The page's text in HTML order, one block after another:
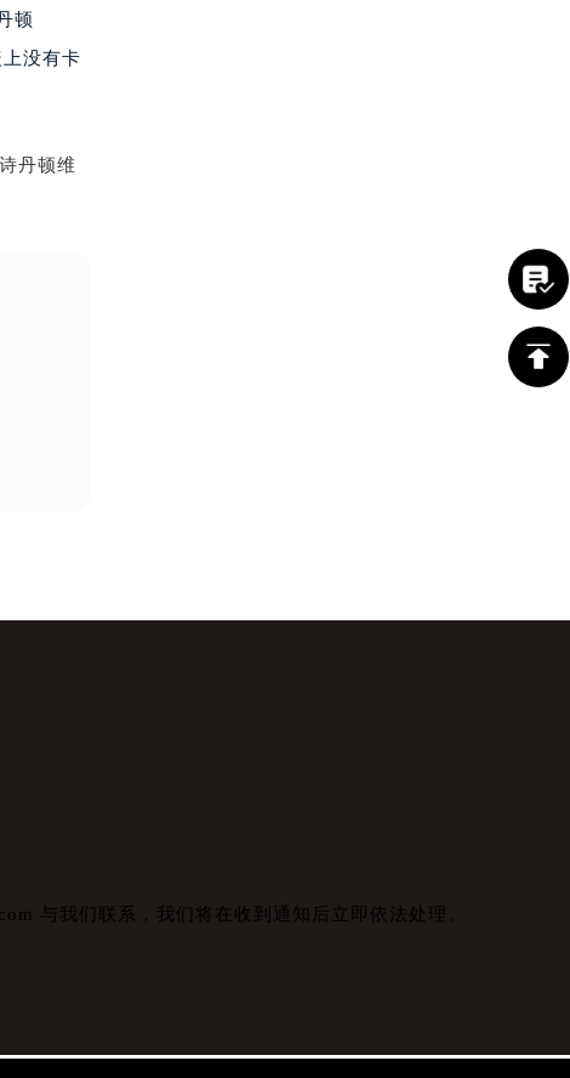
顿
没有卡
丹顿维
与我们联系，我们将在收到通知后立即依法处理。